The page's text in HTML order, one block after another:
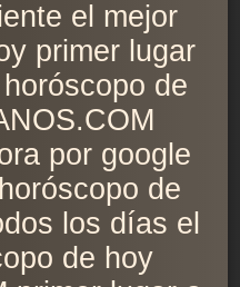
el mejor
primer lugar
de
por google
de
los días el
de hoy